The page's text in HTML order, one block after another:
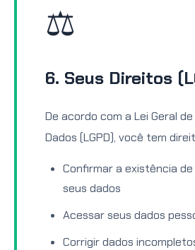
⚖️
6. Seus Direitos
De acordo com a Lei Geral
Dados (LGPD), você tem
Confirmar a existência
seus dados
Acessar seus dados
Corrigir dados